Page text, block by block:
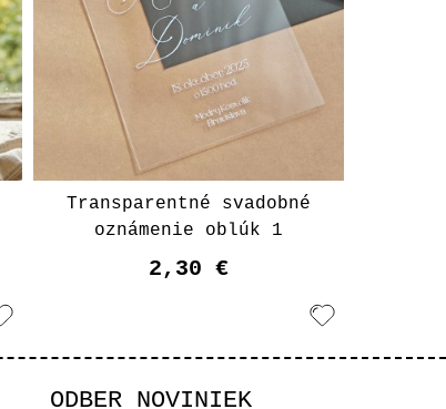
Transparentné svadobné
oznámenie oblúk 1
2,30 €
ODBER NOVINIEK